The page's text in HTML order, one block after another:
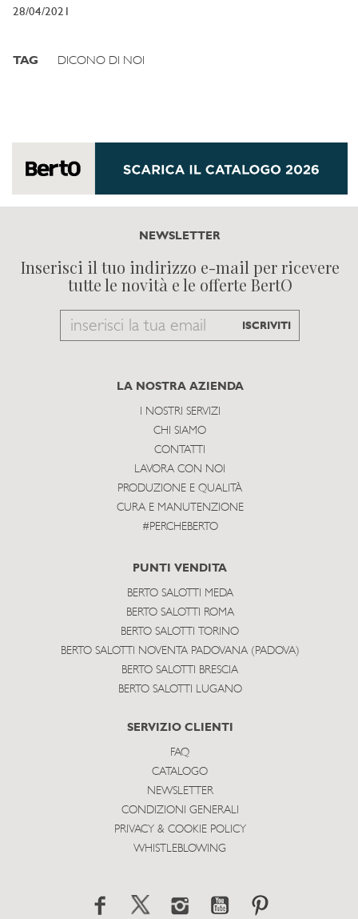
28/04/2021
TAG DICONO DI NOI
NEWSLETTER
Inserisci il tuo indirizzo e-mail per ricevere
tutte le novità e le offerte BertO
Email
subscribe
ISCRIVITI
LA NOSTRA AZIENDA
I NOSTRI SERVIZI
CHI SIAMO
CONTATTI
LAVORA CON NOI
PRODUZIONE E QUALITÀ
CURA E MANUTENZIONE
#PERCHEBERTO
PUNTI VENDITA
BERTO SALOTTI MEDA
BERTO SALOTTI ROMA
BERTO SALOTTI TORINO
BERTO SALOTTI NOVENTA PADOVANA (PADOVA)
BERTO SALOTTI BRESCIA
BERTO SALOTTI LUGANO
SERVIZIO CLIENTI
FAQ
CATALOGO
NEWSLETTER
CONDIZIONI GENERALI
PRIVACY & COOKIE POLICY
WHISTLEBLOWING